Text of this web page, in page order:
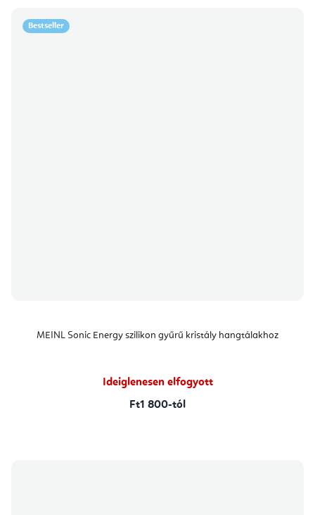
Bestseller
MEINL Sonic Energy szilikon gyűrű kristály hangtálakhoz
Ideiglenesen elfogyott
Ft1 800-tól